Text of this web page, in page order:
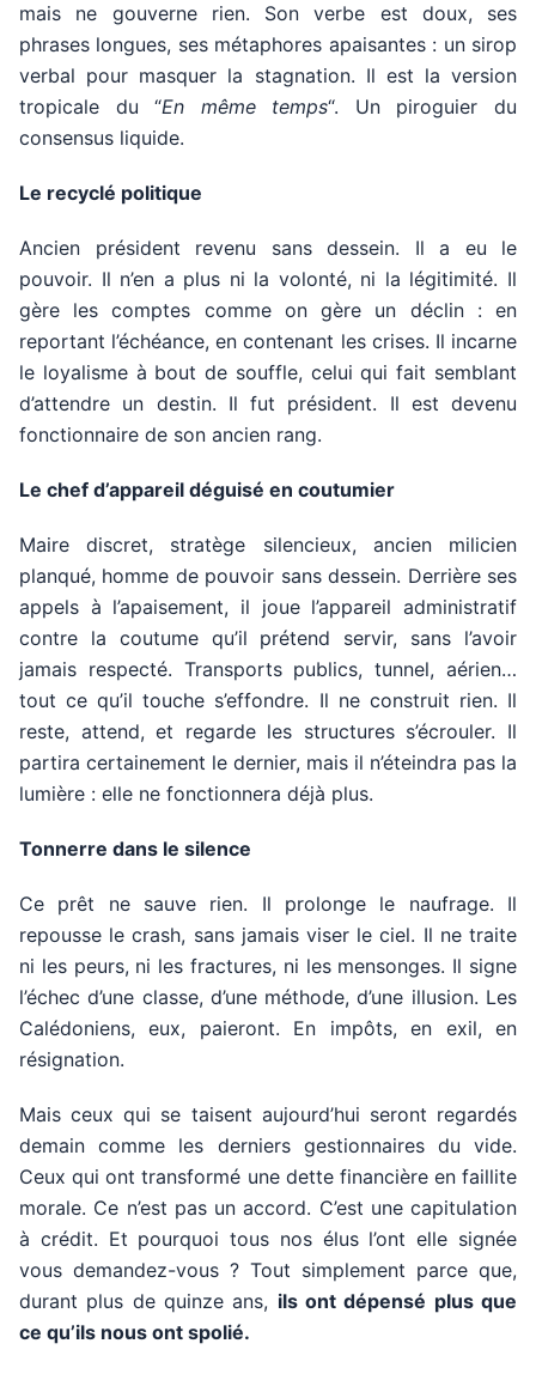
mais ne gouverne rien. Son verbe est doux, ses
phrases longues, ses métaphores apaisantes : un sirop
verbal pour masquer la stagnation. Il est la version
tropicale du “En même temps“. Un piroguier du
consensus liquide.
Le recyclé politique
Ancien président revenu sans dessein. Il a eu le
pouvoir. Il n’en a plus ni la volonté, ni la légitimité. Il
gère les comptes comme on gère un déclin : en
reportant l’échéance, en contenant les crises. Il incarne
le loyalisme à bout de souffle, celui qui fait semblant
d’attendre un destin. Il fut président. Il est devenu
fonctionnaire de son ancien rang.
Le chef d’appareil déguisé en coutumier
Maire discret, stratège silencieux, ancien milicien
planqué, homme de pouvoir sans dessein. Derrière ses
appels à l’apaisement, il joue l’appareil administratif
contre la coutume qu’il prétend servir, sans l’avoir
jamais respecté. Transports publics, tunnel, aérien…
tout ce qu’il touche s’effondre. Il ne construit rien. Il
reste, attend, et regarde les structures s’écrouler. Il
partira certainement le dernier, mais il n’éteindra pas la
lumière : elle ne fonctionnera déjà plus.
Tonnerre dans le silence
Ce prêt ne sauve rien. Il prolonge le naufrage. Il
repousse le crash, sans jamais viser le ciel. Il ne traite
ni les peurs, ni les fractures, ni les mensonges. Il signe
l’échec d’une classe, d’une méthode, d’une illusion. Les
Calédoniens, eux, paieront. En impôts, en exil, en
résignation.
Mais ceux qui se taisent aujourd’hui seront regardés
demain comme les derniers gestionnaires du vide.
Ceux qui ont transformé une dette financière en faillite
morale. Ce n’est pas un accord. C’est une capitulation
à crédit. Et pourquoi tous nos élus l’ont elle signée
vous demandez-vous ? Tout simplement parce que,
durant plus de quinze ans, ils ont dépensé plus que
ce qu’ils nous ont spolié.